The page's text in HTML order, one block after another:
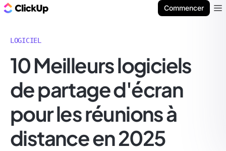
Commencer
LOGICIEL
10 Meilleurs logiciels
de partage d'écran
pour les réunions à
distance en 2025